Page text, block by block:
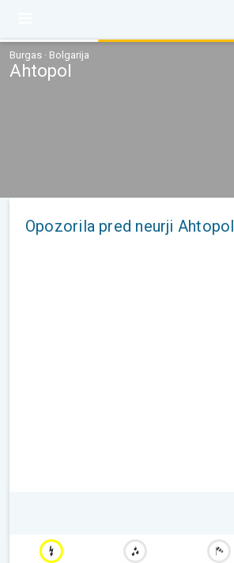
Burgas · Bolgarija
Ahtopol
Opozorila pred neurji Ahtopol